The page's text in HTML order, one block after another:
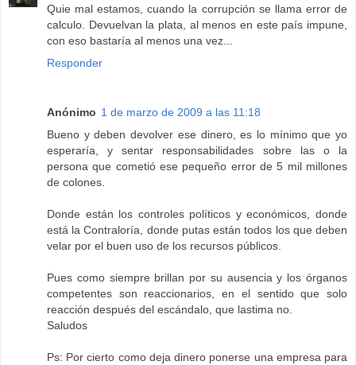
Quie mal estamos, cuando la corrupción se llama error de
calculo. Devuelvan la plata, al menos en este país impune,
con eso bastaría al menos una vez...
Responder
Anónimo 1 de marzo de 2009 a las 11:18
Bueno y deben devolver ese dinero, es lo mínimo que yo
esperaría, y sentar responsabilidades sobre las o la
persona que cometió ese pequeño error de 5 mil millones
de colones.
Donde están los controles políticos y económicos, donde
está la Contraloría, donde putas están todos los que deben
velar por el buen uso de los recursos públicos.
Pues como siempre brillan por su ausencia y los órganos
competentes son reaccionarios, en el sentido que solo
reacción después del escándalo, que lastima no.
Saludos
Ps: Por cierto como deja dinero ponerse una empresa para